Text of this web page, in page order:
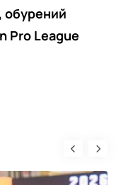
обурений
Pro League